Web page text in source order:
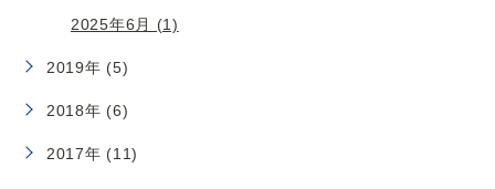
2025年6月 (1)
2019年 (5)
2018年 (6)
2017年 (11)